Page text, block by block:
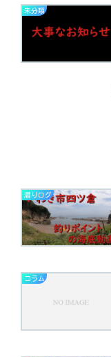
未分類
潜りログ
コラム